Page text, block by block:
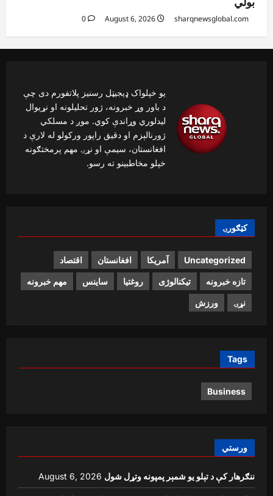
sharqnewsglobal.com
0
یو خپلواک ډیجیټل رسنیز پلاتفورم دی چې
د باور وړ خبرونه، ژور تحلیلونه او نړیوال
لیدلوري وړاندې کوي. موږ د مسلکي
ژورنالېزم او دقیق راپور ورکولو له لارې د
افغانستان، سیمې او نړۍ مهم پرمختګونه
خپلو مخاطبینو ته رسو.
کټګورۍ
Uncategorized آمریکا افغانستان اقتصاد
تازه خبرونه تیکنالوژی روغتیا ساینس مهم خبرونه
نړۍ ورزش
Tags
Business
ورستي
ننګرهار کې د تېلو یو شمېر پمپونه وتړل شول August 6, 2026